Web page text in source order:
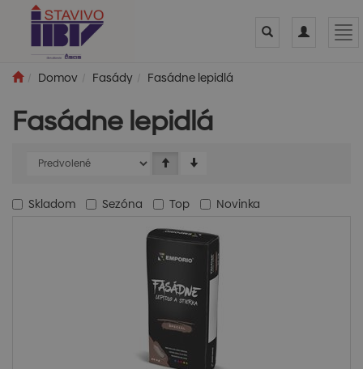
Toggle
Toggle
Domov
Fasády Fasádne lepidlá
Fasádne lepidlá
Skladom Sezóna Top Novinka